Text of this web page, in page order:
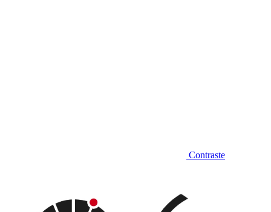
Contraste